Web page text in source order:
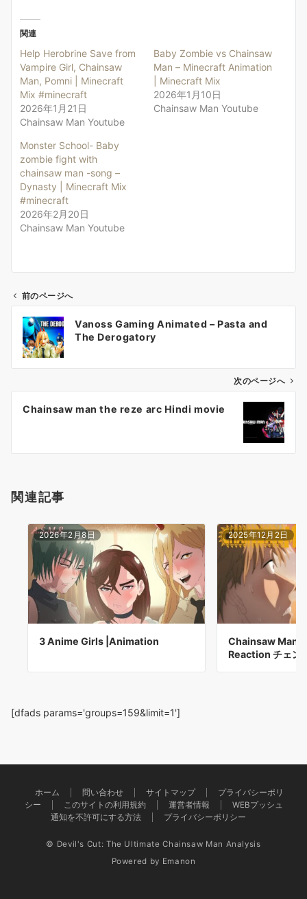
関連
Help Herobrine Save from
Vampire Girl, Chainsaw
Man, Pomni | Minecraft
Mix #minecraft
2026年1月21日
Chainsaw Man Youtube
Baby Zombie vs Chainsaw
Man – Minecraft Animation
| Minecraft Mix
2026年1月10日
Chainsaw Man Youtube
Monster School- Baby
zombie fight with
chainsaw man -song –
Dynasty | Minecraft Mix
#minecraft
2026年2月20日
Chainsaw Man Youtube
ビ
ン
前のページへ
Vanoss Gaming Animated – Pasta and
The Derogatory
次のページへ
Chainsaw man the reze arc Hindi movie
関連記事
2026年2月8日
3 Anime Girls |Animation
2025年12月2日
Chainsaw Man
Reaction チェン
[dfads params='groups=159&limit=1']
ホーム 問い合わせ サイトマップ
プライバシーポリ
シー
このサイトの利用規約 運営者情報
WEBプッシュ
通知を不許可にする方法
プライバシーポリシー
© Devil's Cut: The Ultimate Chainsaw Man Analysis
Powered by Emanon